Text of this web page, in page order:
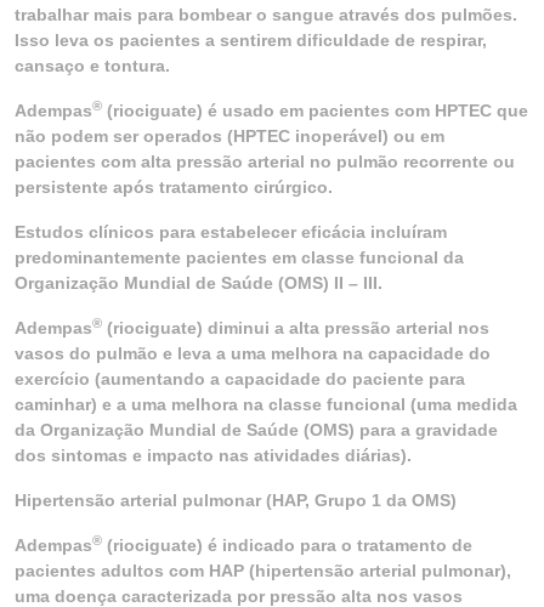
trabalhar mais para bombear o sangue através dos pulmões.
Isso leva os pacientes a sentirem dificuldade de respirar,
cansaço e tontura.
Adempas® (riociguate) é usado em pacientes com HPTEC que
não podem ser operados (HPTEC inoperável) ou em
pacientes com alta pressão arterial no pulmão recorrente ou
persistente após tratamento cirúrgico.
Estudos clínicos para estabelecer eficácia incluíram
predominantemente pacientes em classe funcional da
Organização Mundial de Saúde (OMS) II – III.
Adempas® (riociguate) diminui a alta pressão arterial nos
vasos do pulmão e leva a uma melhora na capacidade do
exercício (aumentando a capacidade do paciente para
caminhar) e a uma melhora na classe funcional (uma medida
da Organização Mundial de Saúde (OMS) para a gravidade
dos sintomas e impacto nas atividades diárias).
Hipertensão arterial pulmonar (HAP, Grupo 1 da OMS)
Adempas® (riociguate) é indicado para o tratamento de
pacientes adultos com HAP (hipertensão arterial pulmonar),
uma doença caracterizada por pressão alta nos vasos